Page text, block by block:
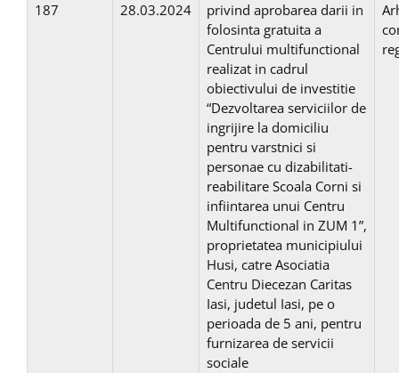
187 28.03.2024
privind aprobarea darii in
folosinta gratuita a
Centrului multifunctional
realizat in cadrul
obiectivului de investitie
“Dezvoltarea serviciilor de
ingrijire la domiciliu
pentru varstnici si
personae cu dizabilitati-
reabilitare Scoala Corni si
infiintarea unui Centru
Multifunctional in ZUM 1”,
proprietatea municipiului
Husi, catre Asociatia
Centru Diecezan Caritas
Iasi, judetul Iasi, pe o
perioada de 5 ani, pentru
furnizarea de servicii
sociale